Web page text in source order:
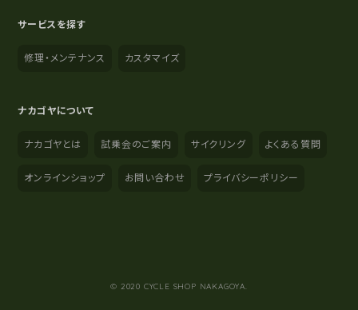
サービスを探す
修理・メンテナンス カスタマイズ
ナカゴヤについて
ナカゴヤとは 試乗会のご案内 サイクリング よくある質問
オンラインショップ お問い合わせ プライバシーポリシー
© 2020 CYCLE SHOP NAKAGOYA.